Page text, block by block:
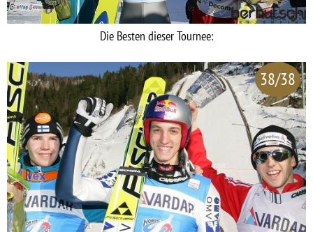
Die Besten dieser Tournee:
38/38